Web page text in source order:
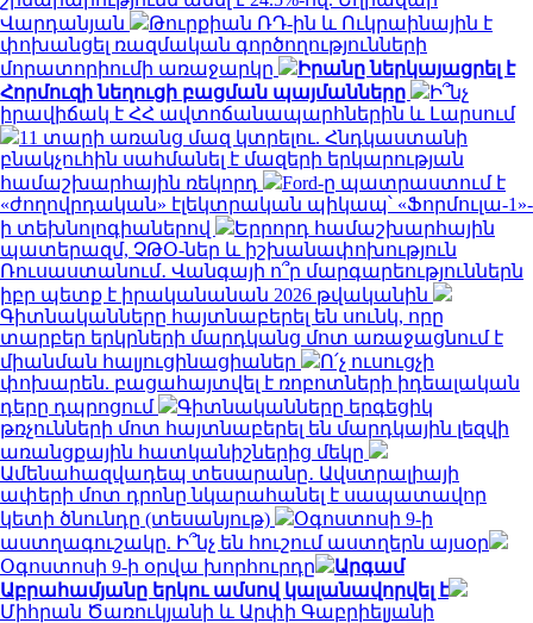
Վարդանյան
Թուրքիան ՌԴ-ին և Ուկրաինային է
փոխանցել ռազմական գործողությունների
մորատորիումի առաջարկը
Իրանը ներկայացրել է
Հորմուզի նեղուցի բացման պայմանները
Ի՞նչ
իրավիճակ է ՀՀ ավտոճանապարհներին և Լարսում
11 տարի առանց մազ կտրելու. Հնդկաստանի
բնակչուհին սահմանել է մազերի երկարության
համաշխարհային ռեկորդ
Ford-ը պատրաստում է
«ժողովրդական» էլեկտրական պիկապ՝ «Ֆորմուլա-1»-
ի տեխնոլոգիաներով
Երրորդ համաշխարհային
պատերազմ, ՉԹՕ-ներ և իշխանափոխություն
Ռուսաստանում․ Վանգայի ո՞ր մարգարեություններն
իբր պետք է իրականանան 2026 թվականին
Գիտնականները հայտնաբերել են սունկ, որը
տարբեր երկրների մարդկանց մոտ առաջացնում է
միանման հալյուցինացիաներ
Ո՛չ ուսուցչի
փոխարեն. բացահայտվել է ռոբոտների իդեալական
դերը դպրոցում
Գիտնականները երգեցիկ
թռչունների մոտ հայտնաբերել են մարդկային լեզվի
առանցքային հատկանիշներից մեկը
Ամենահազվադեպ տեսարանը․ Ավստրալիայի
ափերի մոտ դրոնը նկարահանել է սապատավոր
կետի ծնունդը (տեսանյութ)
Օգոստոսի 9-ի
աստղագուշակը. Ի՞նչ են հուշում աստղերն այսօր
Օգոստոսի 9-ի օրվա խորհուրդը
Արգամ
Աբրահամյանը երկու ամսով կալանավորվել է
Միհրան Ծառուկյանի և Արփի Գաբրիելյանի